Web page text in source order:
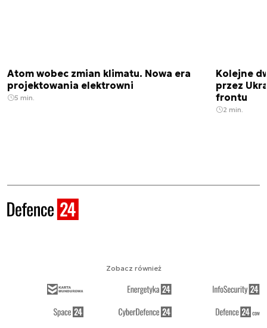
Atom wobec zmian klimatu. Nowa era
projektowania elektrowni
5 min.
Kolejne
przez
frontu
2 min.
Zobacz również